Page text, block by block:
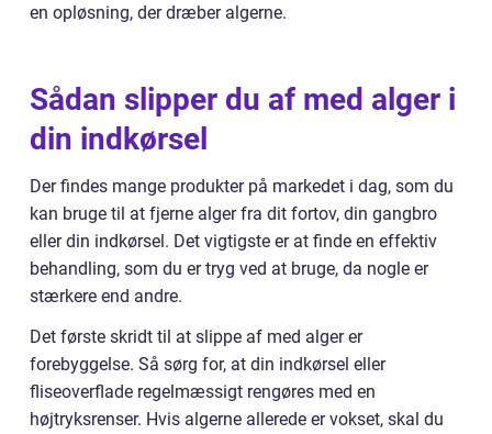
en opløsning, der dræber algerne.
Sådan slipper du af med alger i
din indkørsel
Der findes mange produkter på markedet i dag, som du
kan bruge til at fjerne alger fra dit fortov, din gangbro
eller din indkørsel. Det vigtigste er at finde en effektiv
behandling, som du er tryg ved at bruge, da nogle er
stærkere end andre.
Det første skridt til at slippe af med alger er
forebyggelse. Så sørg for, at din indkørsel eller
fliseoverflade regelmæssigt rengøres med en
højtryksrenser. Hvis algerne allerede er vokset, skal du